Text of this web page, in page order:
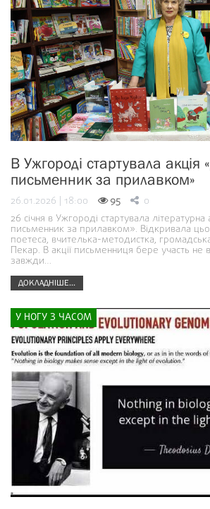
В Ужгороді стартувала акція
письменник за прилавком»
26.01.2026 | 18:00 95 0
26 січня в Ужгороді стартувала
письменник за прилавком». Відкривала
поетеса, вчителька-методистка,
Пекар. В акції письменниця бере участь
завжди…
ДОКЛАДНІШЕ...
У НОГУ З ЧАСОМ